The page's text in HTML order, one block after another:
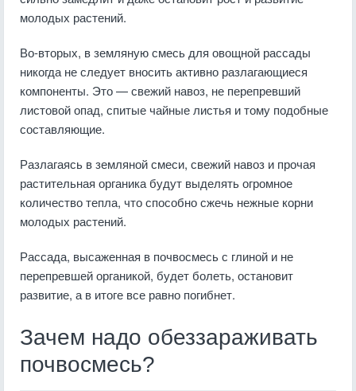
молодых растений.
Во-вторых, в земляную смесь для овощной рассады
никогда не следует вносить активно разлагающиеся
компоненты. Это — свежий навоз, не перепревший
листовой опад, спитые чайные листья и тому подобные
составляющие.
Разлагаясь в земляной смеси, свежий навоз и прочая
растительная органика будут выделять огромное
количество тепла, что способно сжечь нежные корни
молодых растений.
Рассада, высаженная в почвосмесь с глиной и не
перепревшей органикой, будет болеть, остановит
развитие, а в итоге все равно погибнет.
Зачем надо обеззараживать
почвосмесь?